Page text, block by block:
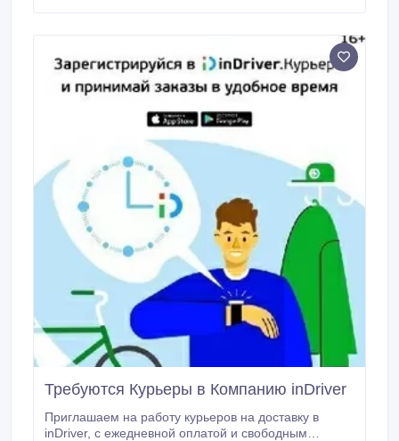
Дружный команда Высокий доход Карьерный рост.
Требуются Курьеры в Компанию inDriver
Приглашаем на работу курьеров на доставку в
inDriver, с ежедневной оплатой и свободным